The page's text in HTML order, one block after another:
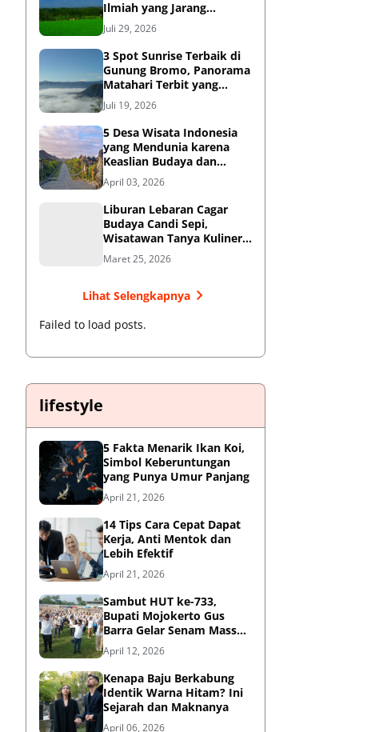
Ilmiah yang Jarang
Diketahui
Juli 29, 2026
3 Spot Sunrise Terbaik di
Gunung Bromo, Panorama
Matahari Terbit yang
Memukau
Juli 19, 2026
5 Desa Wisata Indonesia
yang Mendunia karena
Keaslian Budaya dan
Tradisi
April 03, 2026
Liburan Lebaran Cagar
Budaya Candi Sepi,
Wisatawan Tanya Kuliner
di Sekitar Candi Pari
Maret 25, 2026
Lihat Selengkapnya
Failed to load posts.
lifestyle
5 Fakta Menarik Ikan Koi,
Simbol Keberuntungan
yang Punya Umur Panjang
April 21, 2026
14 Tips Cara Cepat Dapat
Kerja, Anti Mentok dan
Lebih Efektif
April 21, 2026
Sambut HUT ke-733,
Bupati Mojokerto Gus
Barra Gelar Senam Massal
di Stadion Gajah Mada
April 12, 2026
Kenapa Baju Berkabung
Identik Warna Hitam? Ini
Sejarah dan Maknanya
April 06, 2026